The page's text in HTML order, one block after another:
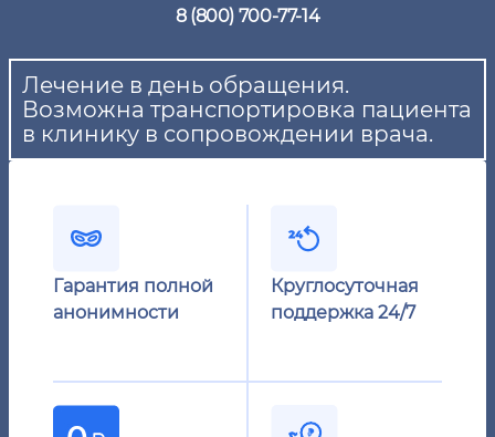
8 (800) 700-77-14
Лечение в день обращения.
Возможна транспортировка пациента
в клинику в сопровождении врача.
Гарантия полной
анонимности
Круглосуточная
поддержка 24/7